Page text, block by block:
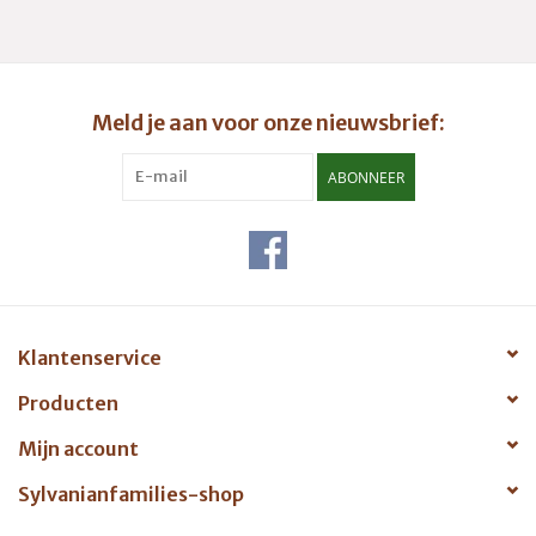
Meld je aan voor onze nieuwsbrief:
ABONNEER
Klantenservice
Producten
Mijn account
Sylvanianfamilies-shop